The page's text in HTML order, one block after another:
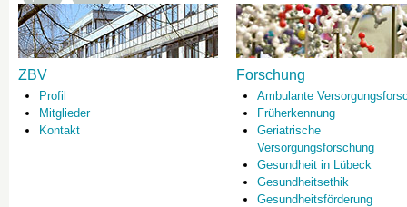
ZBV
Profil
Mitglieder
Kontakt
Forschung
Ambulante
Früherkennung
Geriatrische
Versorgungsforschung
Gesundheit in Lübeck
Gesundheitsethik
Gesundheitsförderung